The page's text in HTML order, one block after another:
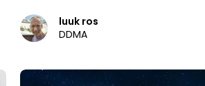
luuk ros
DDMA